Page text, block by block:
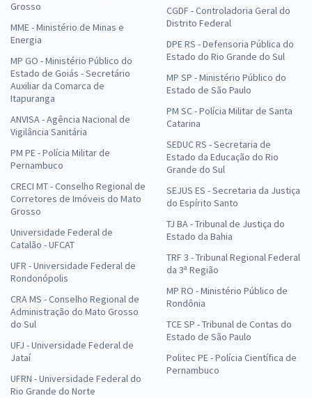
Grosso
MME - Ministério de Minas e
Energia
MP GO - Ministério Público do
Estado de Goiás - Secretário
Auxiliar da Comarca de
Itapuranga
ANVISA - Agência Nacional de
Vigilância Sanitária
PM PE - Polícia Militar de
Pernambuco
CRECI MT - Conselho Regional de
Corretores de Imóveis do Mato
Grosso
Universidade Federal de
Catalão - UFCAT
UFR - Universidade Federal de
Rondonópolis
CRA MS - Conselho Regional de
Administração do Mato Grosso
do Sul
UFJ - Universidade Federal de
Jataí
UFRN - Universidade Federal do
Rio Grande do Norte
CGDF - Controladoria Geral do
Distrito Federal
DPE RS - Defensoria Pública do
Estado do Rio Grande do Sul
MP SP - Ministério Público do
Estado de São Paulo
PM SC - Polícia Militar de Santa
Catarina
SEDUC RS - Secretaria de
Estado da Educação do Rio
Grande do Sul
SEJUS ES - Secretaria da Justiça
do Espírito Santo
TJ BA - Tribunal de Justiça do
Estado da Bahia
TRF 3 - Tribunal Regional Federal
da 3ª Região
MP RO - Ministério Público de
Rondônia
TCE SP - Tribunal de Contas do
Estado de São Paulo
Politec PE - Polícia Científica de
Pernambuco